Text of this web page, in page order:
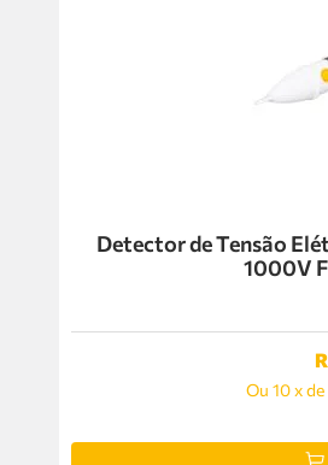
Detector de Tensão
1000V
Ou 10 xde